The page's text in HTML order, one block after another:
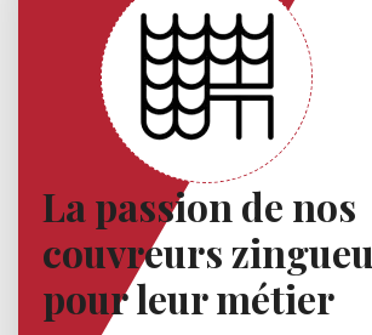
La passion de nos
couvreurs
pour leur métier